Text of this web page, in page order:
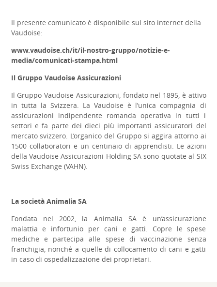
Il presente comunicato è disponibile sul sito internet della
Vaudoise:
www.vaudoise.ch/it/il-nostro-gruppo/notizie-e-
media/comunicati-stampa.html
Il Gruppo Vaudoise Assicurazioni
Il Gruppo Vaudoise Assicurazioni, fondato nel 1895, è attivo
in tutta la Svizzera. La Vaudoise è l’unica compagnia di
assicurazioni indipendente romanda operativa in tutti i
settori e fa parte dei dieci più importanti assicuratori del
mercato svizzero. L’organico del Gruppo si aggira attorno ai
1500 collaboratori e un centinaio di apprendisti. Le azioni
della Vaudoise Assicurazioni Holding SA sono quotate al SIX
Swiss Exchange (VAHN).
La società Animalia SA
Fondata nel 2002, la Animalia SA è un’assicurazione
malattia e infortunio per cani e gatti. Copre le spese
mediche e partecipa alle spese di vaccinazione senza
franchigia, nonché a quelle di collocamento di cani e gatti
in caso di ospedalizzazione dei proprietari.